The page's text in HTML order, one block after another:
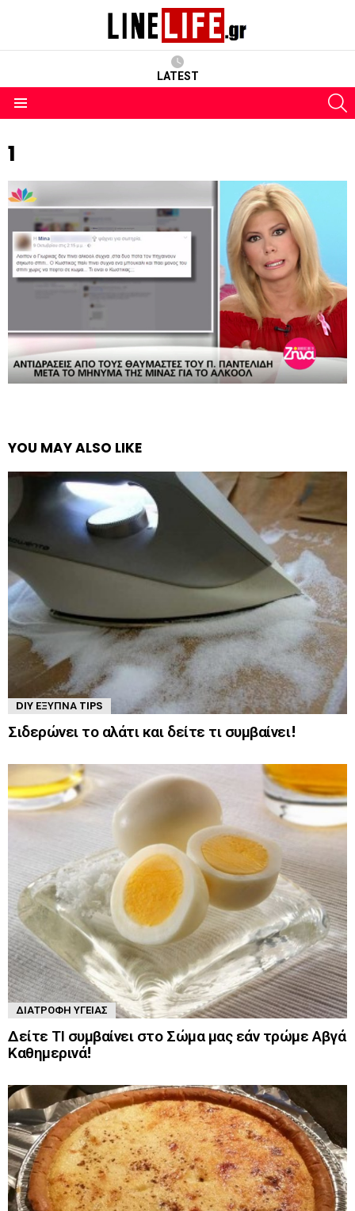
LATEST
1
YOU MAY ALSO LIKE
DIY ΈΞΥΠΝΑ TIPS
Σιδερώνει το αλάτι και δείτε τι συμβαίνει!
ΔΙΑΤΡΟΦΉ ΥΓΕΊΑΣ
Δείτε ΤΙ συμβαίνει στο Σώμα μας εάν τρώμε Αβγά
Καθημερινά!